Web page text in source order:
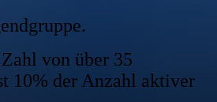
von über 35
10% der Anzahl aktiver